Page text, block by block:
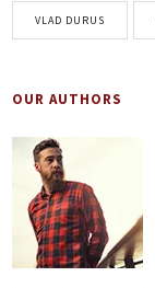
VLAD DURUS
OUR AUTHORS